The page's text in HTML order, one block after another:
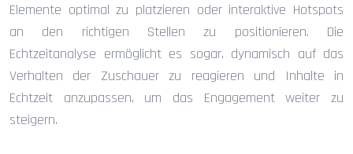
Elemente optimal zu platzieren oder interaktive Hotspots
an den richtigen Stellen zu positionieren. Die
Echtzeitanalyse ermöglicht es sogar, dynamisch auf das
Verhalten der Zuschauer zu reagieren und Inhalte in
Echtzeit anzupassen, um das Engagement weiter zu
steigern.